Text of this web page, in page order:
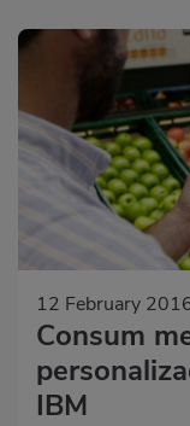
12 February
Consum
IBM